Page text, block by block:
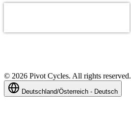
© 2026 Pivot Cycles. All rights reserved.
Deutschland/Österreich - Deutsch